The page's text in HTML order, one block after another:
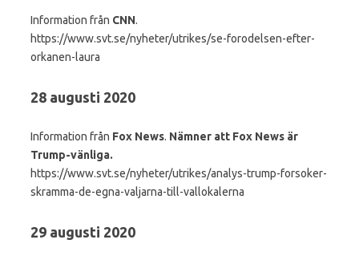
Information från CNN.
https://www.svt.se/nyheter/utrikes/se-forodelsen-efter-
orkanen-laura
28 augusti 2020
Information från Fox News. Nämner att Fox News är
Trump-vänliga.
https://www.svt.se/nyheter/utrikes/analys-trump-forsoker-
skramma-de-egna-valjarna-till-vallokalerna
29 augusti 2020